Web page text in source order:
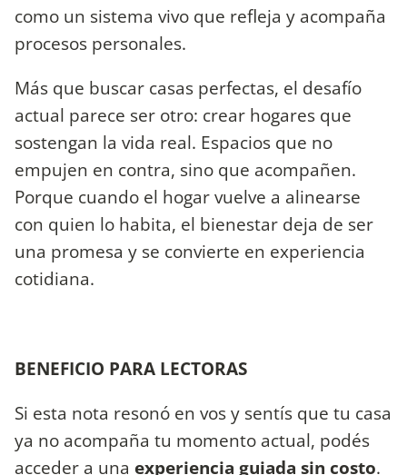
como un sistema vivo que refleja y acompaña
procesos personales.
Más que buscar casas perfectas, el desafío
actual parece ser otro: crear hogares que
sostengan la vida real. Espacios que no
empujen en contra, sino que acompañen.
Porque cuando el hogar vuelve a alinearse
con quien lo habita, el bienestar deja de ser
una promesa y se convierte en experiencia
cotidiana.
BENEFICIO PARA LECTORAS
Si esta nota resonó en vos y sentís que tu casa
ya no acompaña tu momento actual, podés
acceder a una experiencia guiada sin costo.